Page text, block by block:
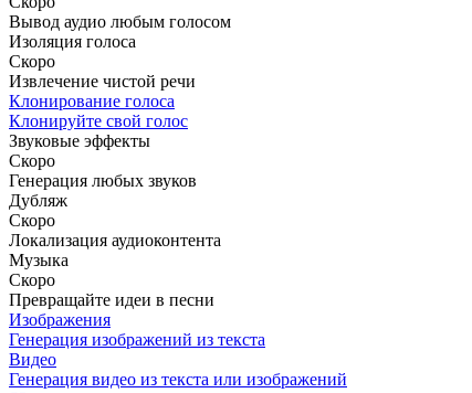
Вывод аудио любым голосом
Изоляция голоса
Скоро
Извлечение чистой речи
Клонирование голоса
Клонируйте свой голос
Звуковые эффекты
Скоро
Генерация любых звуков
Дубляж
Скоро
Локализация аудиоконтента
Музыка
Скоро
Превращайте идеи в песни
Изображения
Генерация изображений из текста
Видео
Генерация видео из текста или изображений